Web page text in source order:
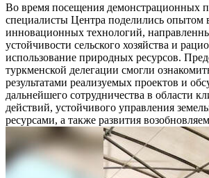
Во время посещения демонстрационных
специалисты Центра поделились опытом
инновационных технологий,
устойчивости сельского хозяйства и
использование природных ресурсов.
туркменской делегации смогли
результатами реализуемых проектов и
дальнейшего сотрудничества в области
действий, устойчивого управления
ресурсами, а также развития